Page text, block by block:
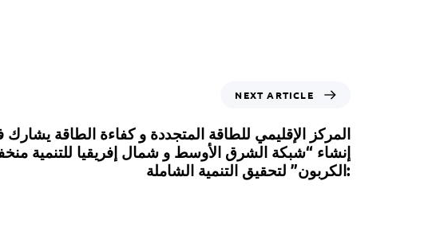
NEXT ARTICLE
المركز الإقليمي للطاقة المتجددة و كفاءة الطاقة
إنشاء “شبكة الشرق الأوسط و شمال إفريقيا للتنمية
الكربون” لتحقيق التنمية الشاملة: